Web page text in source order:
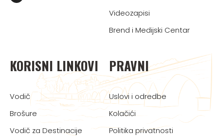
Videozapisi
Brend i Medijski Centar
KORISNI LINKOVI
Vodič
Brošure
Vodič za Destinacije
PRAVNI
Uslovi i odredbe
Kolačići
Politika privatnosti